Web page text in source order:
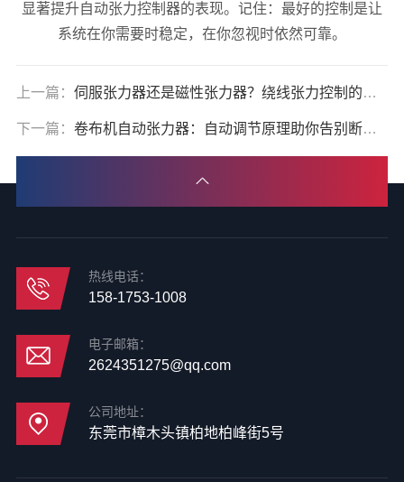
显著提升自动张力控制器的表现。记住：最好的控制是让
系统在你需要时稳定，在你忽视时依然可靠。
上一篇： 伺服张力器还是磁性张力器？绕线张力控制的核心差异
下一篇： 卷布机自动张力器：自动调节原理助你告别断布烦恼
热线电话：
158-1753-1008
电子邮箱：
2624351275@qq.com
公司地址：
东莞市樟木头镇柏地柏峰街5号